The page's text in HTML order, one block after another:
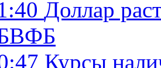
Доллар
БВФБ
Курсы